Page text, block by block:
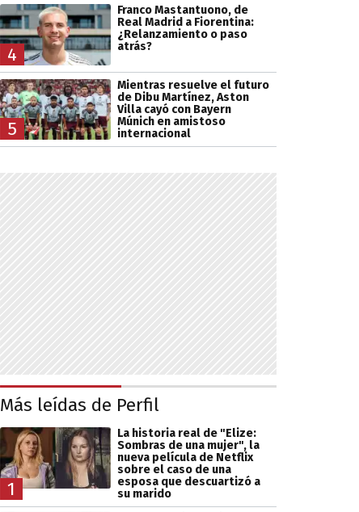
4
Franco Mastantuono, de
Real Madrid a Fiorentina:
¿Relanzamiento o paso
atrás?
5
Mientras resuelve el futuro
de Dibu Martínez, Aston
Villa cayó con Bayern
Múnich en amistoso
internacional
Más leídas de Perfil
1
La historia real de "Elize:
Sombras de una mujer", la
nueva película de Netflix
sobre el caso de una
esposa que descuartizó a
su marido